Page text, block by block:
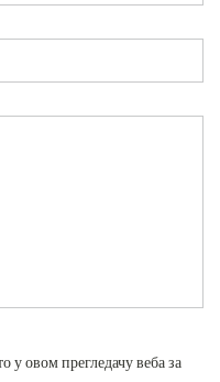
у овом прегледачу веба за